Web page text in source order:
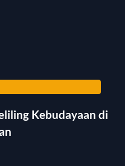
Kebudayaan di